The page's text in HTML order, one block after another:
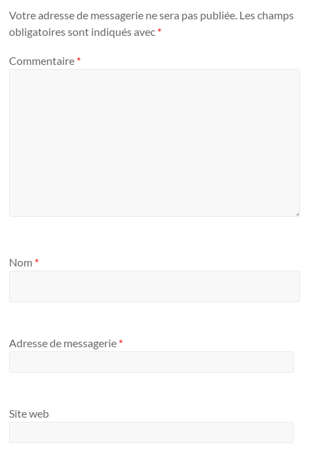
Votre adresse de messagerie ne sera pas publiée. Les champs
obligatoires sont indiqués avec *
Commentaire *
Nom *
Adresse de messagerie *
Site web